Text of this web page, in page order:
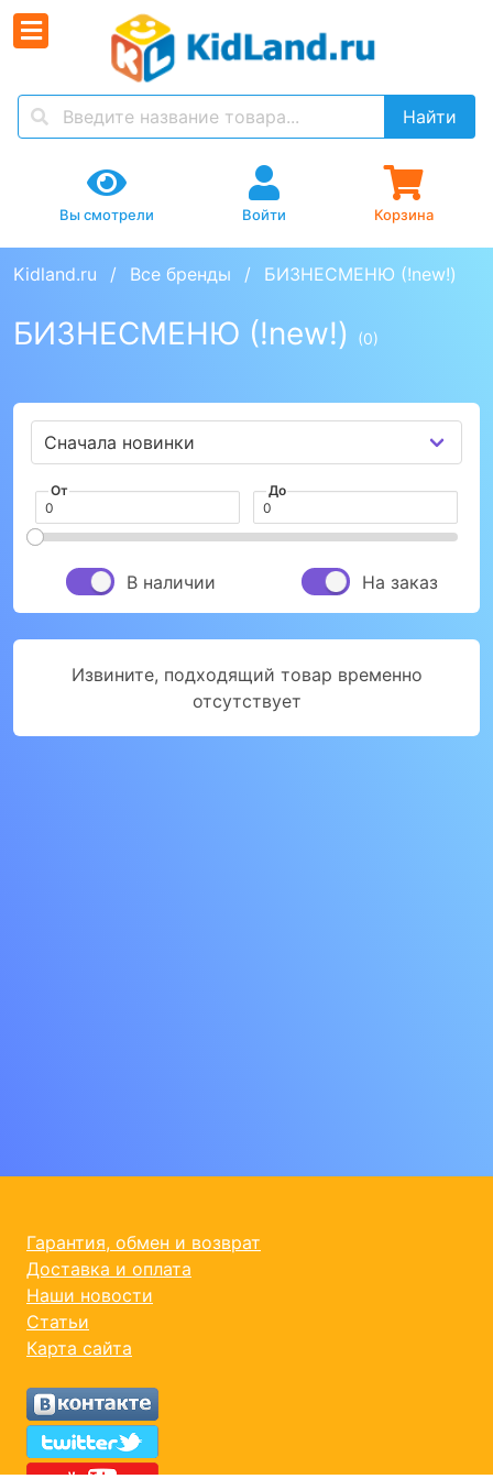
Найти
Вы смотрели Войти Корзина
Kidland.ru Все бренды БИЗНЕСМЕНЮ (!new!)
БИЗНЕСМЕНЮ (!new!) (0)
От До
В наличии На заказ
Извините, подходящий товар временно
отсутствует
Гарантия, обмен и возврат
Доставка и оплата
Наши новости
Статьи
Карта сайта